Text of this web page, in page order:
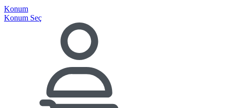
Konum
Konum Seç